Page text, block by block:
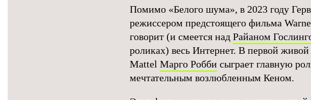
Помимо «Белого шума», в 2023 году
режиссером предстоящего фильма
говорит (и смеется над Райаном
роликах) весь Интернет. В первой
Mattel Марго Робби сыграет главную
мечтательным возлюбленным Кеном.